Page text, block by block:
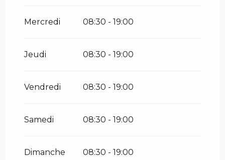
Mercredi 08:30 - 19:00
Jeudi 08:30 - 19:00
Vendredi 08:30 - 19:00
Samedi 08:30 - 19:00
Dimanche 08:30 - 19:00